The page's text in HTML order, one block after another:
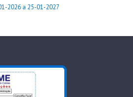
2026 a 25-01-2027